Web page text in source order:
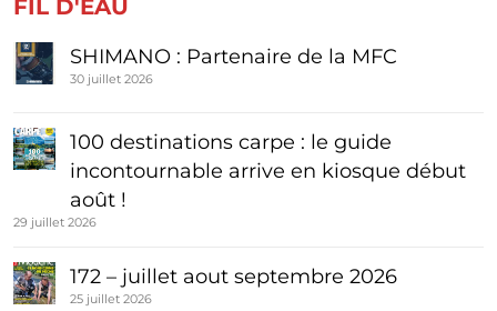
FIL D'EAU
SHIMANO : Partenaire de la MFC
30 juillet 2026
100 destinations carpe : le guide
incontournable arrive en kiosque début
août !
29 juillet 2026
172 – juillet aout septembre 2026
25 juillet 2026